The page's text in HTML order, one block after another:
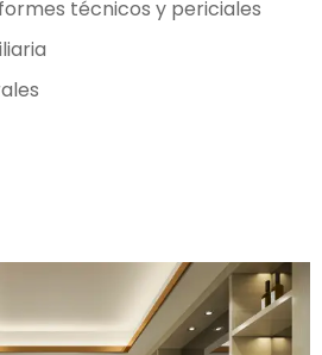
técnicos y periciales